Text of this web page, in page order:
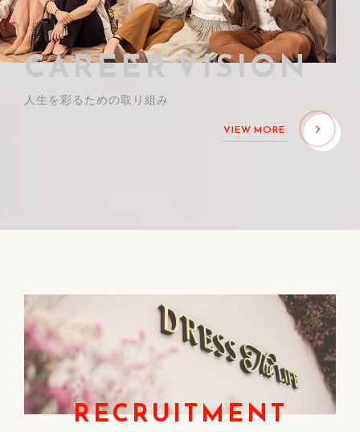
CAREER VISION
人生を彩るための取り組み
VIEW MORE
RECRUITMENT